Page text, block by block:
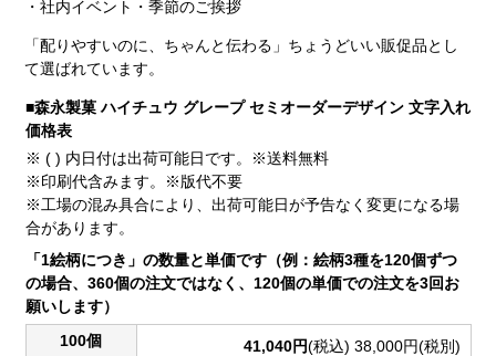
・社内イベント・季節のご挨拶
「配りやすいのに、ちゃんと伝わる」ちょうどいい販促品とし
て選ばれています。
■森永製菓 ハイチュウ グレープ セミオーダーデザイン 文字入れ
価格表
※ ( ) 内日付は出荷可能日です。※送料無料
※印刷代含みます。※版代不要
※工場の混み具合により、出荷可能日が予告なく変更になる場
合があります。
「1絵柄につき」の数量と単価です（例：絵柄3種を120個ずつ
の場合、360個の注文ではなく、120個の単価での注文を3回お
願いします）
100個
41,040円(税込) 38,000円(税別)